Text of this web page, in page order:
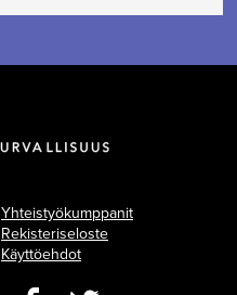
Yhteistyökumppanit
Rekisteriseloste
Käyttöehdot